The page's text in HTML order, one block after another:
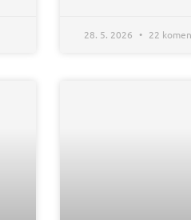
28. 5. 2026 22